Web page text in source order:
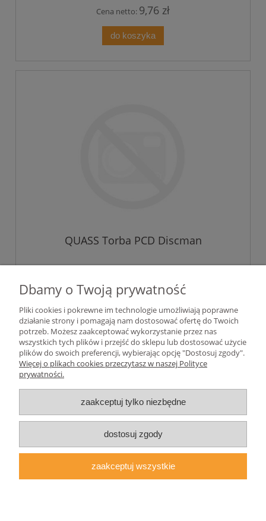
Cena netto: 9,76 zł
do koszyka
QUASS Torba PCD Discman
20,00 zł
Cena netto: 16,26 zł
Pomoc
Moje konto
Płatności i dostawa
Informacje
O nas
Dbamy o Twoją prywatność
Pliki cookies i pokrewne im technologie umożliwiają poprawne
działanie strony i pomagają nam dostosować ofertę do Twoich
potrzeb. Możesz zaakceptować wykorzystanie przez nas
wszystkich tych plików i przejść do sklepu lub dostosować użycie
plików do swoich preferencji, wybierając opcję "Dostosuj zgody".
Więcej o plikach cookies przeczytasz w naszej Polityce
prywatności.
zaakceptuj tylko niezbędne
dostosuj zgody
zaakceptuj wszystkie